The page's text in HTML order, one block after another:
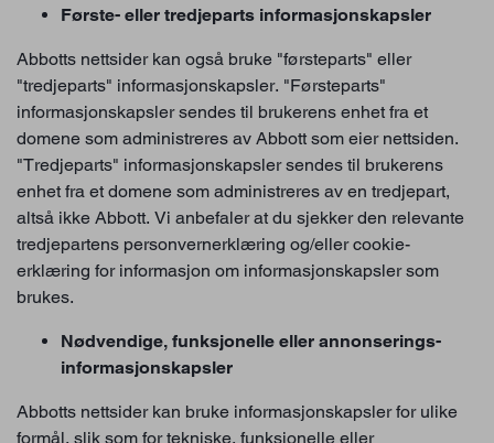
Første- eller tredjeparts informasjonskapsler
Abbotts nettsider kan også bruke "førsteparts" eller
"tredjeparts" informasjonskapsler. "Førsteparts"
informasjonskapsler sendes til brukerens enhet fra et
domene som administreres av Abbott som eier nettsiden.
"Tredjeparts" informasjonskapsler sendes til brukerens
enhet fra et domene som administreres av en tredjepart,
altså ikke Abbott. Vi anbefaler at du sjekker den relevante
tredjepartens personvernerklæring og/eller cookie-
erklæring for informasjon om informasjonskapsler som
brukes.
Nødvendige, funksjonelle eller annonserings-
informasjonskapsler
Abbotts nettsider kan bruke informasjonskapsler for ulike
formål, slik som for tekniske, funksjonelle eller